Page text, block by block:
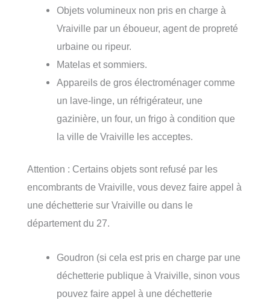
Objets volumineux non pris en charge à
Vraiville par un éboueur, agent de propreté
urbaine ou ripeur.
Matelas et sommiers.
Appareils de gros électroménager comme
un lave-linge, un réfrigérateur, une
gazinière, un four, un frigo à condition que
la ville de Vraiville les acceptes.
Attention : Certains objets sont refusé par les
encombrants de Vraiville, vous devez faire appel à
une déchetterie sur Vraiville ou dans le
département du 27.
Goudron (si cela est pris en charge par une
déchetterie publique à Vraiville, sinon vous
pouvez faire appel à une déchetterie